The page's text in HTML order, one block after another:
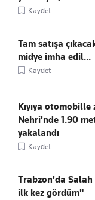
Kaydet
Tam satışa
midye imha edil...
Kaydet
Kıyıya
Nehri'nde 1.90
yakalandı
Kaydet
Trabzon'da Salah
ilk kez gördüm"